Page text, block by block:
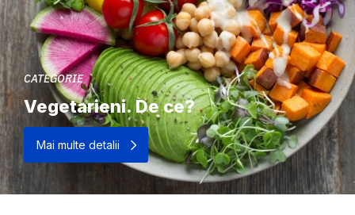
CATEGORIE
Vegetarieni. De ce?
Mai multe detalii